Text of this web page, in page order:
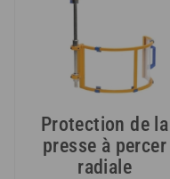
Protection de la
presse à percer
radiale